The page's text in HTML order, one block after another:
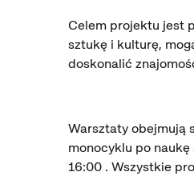
Celem projektu jest
sztukę i kulturę,
doskonalić
Warsztaty obejmują
monocyklu po
16:00 . Wszystkie